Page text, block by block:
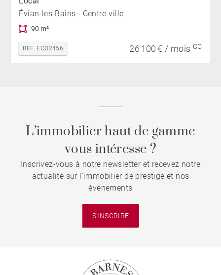
Évian-les-Bains - Centre-ville
90 m²
REF. ECO2456 26 100 € / mois CC
L’immobilier haut de gamme
vous intéresse ?
Inscrivez-vous à notre newsletter et recevez notre
actualité sur l'immobilier de prestige et nos
événements
S'INSCRIRE